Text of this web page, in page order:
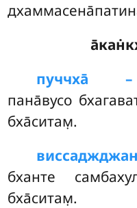
пуччха̄ –
пана̄вусо
бха̄ситам̣.
бханте
бха̄ситам̣.